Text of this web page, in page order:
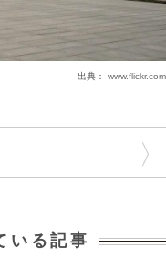
出典： www.flickr.com
〉
いる記事